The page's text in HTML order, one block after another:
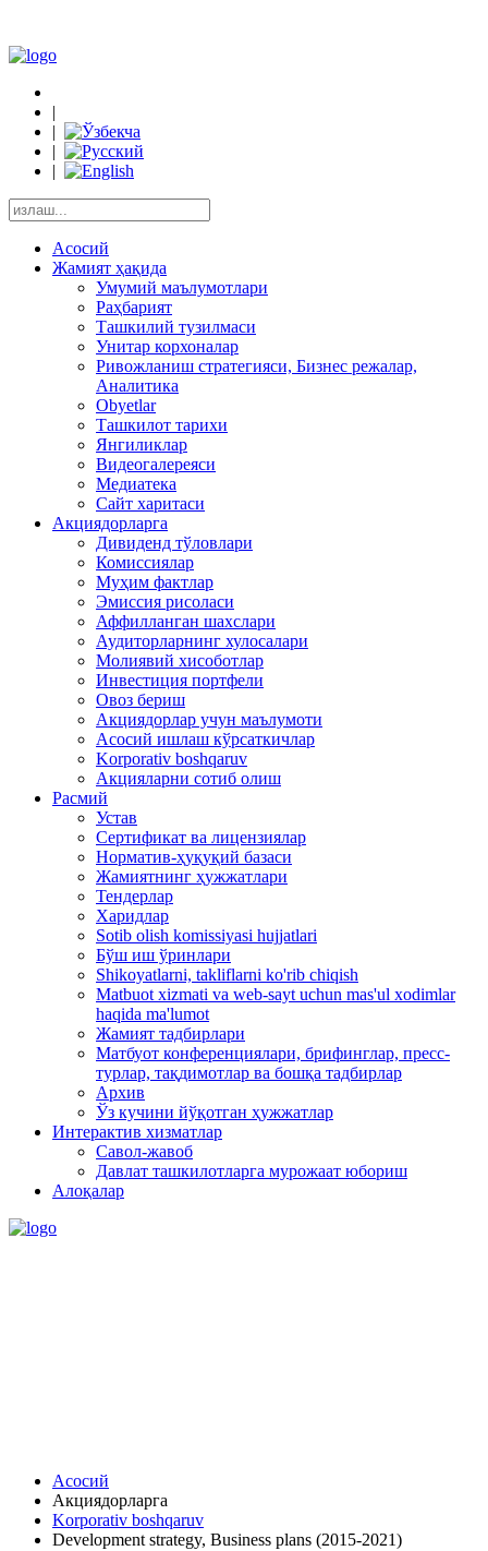
|
|
|
|
Асосий
Жамият ҳақида
Умумий маълумотлари
Раҳбарият
Ташкилий тузилмаси
Унитар корхоналар
Ривожланиш стратегияси, Бизнес режалар,
Аналитика
Obyetlar
Ташкилот тарихи
Янгиликлар
Видеогалереяси
Медиатека
Сайт харитаси
Акциядорларга
Дивиденд тўловлари
Комиссиялар
Муҳим фактлар
Эмиссия рисоласи
Аффилланган шахслари
Аудиторларнинг хулосалари
Молиявий хисоботлар
Инвестиция портфели
Овоз бериш
Акциядорлар учун маълумоти
Асосий ишлаш кўрсаткичлар
Korporativ boshqaruv
Акцияларни сотиб олиш
Расмий
Устав
Сертификат ва лицензиялар
Норматив-ҳуқуқий базаси
Жамиятнинг ҳужжатлари
Тендерлар
Харидлар
Sotib olish komissiyasi hujjatlari
Бўш иш ўринлари
Shikoyatlarni, takliflarni ko'rib chiqish
Matbuot xizmati va web-sayt uchun mas'ul xodimlar
haqida ma'lumot
Жамият тадбирлари
Матбуот конференциялари, брифинглар, пресс-
турлар, тақдимотлар ва бошқа тадбирлар
Архив
Ўз кучини йўқотган ҳужжатлар
Интерактив хизматлар
Савол-жавоб
Давлат ташкилотларга мурожаат юбориш
Алоқалар
Асосий
Акциядорларга
Korporativ boshqaruv
Development strategy, Business plans (2015-2021)